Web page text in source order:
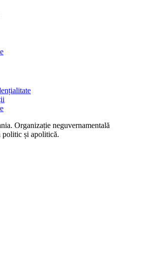
Organizație neguvernamentală
politic și apolitică.